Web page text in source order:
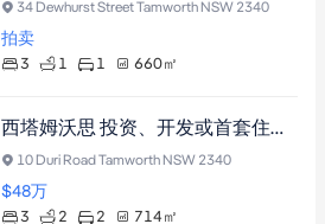
34 Dewhurst Street Tamworth NSW 2340
拍卖
3 1 1 660㎡
西塔姆沃思 投资、开发或首套住房。
10 Duri Road Tamworth NSW 2340
$48万
3 2 2 714 ㎡